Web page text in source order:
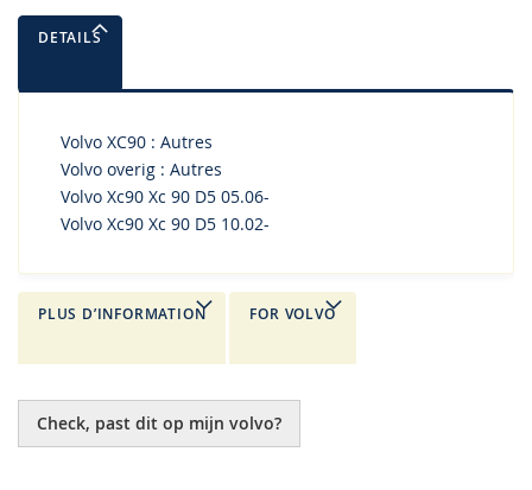
DETAILS
Volvo XC90 : Autres
Volvo overig : Autres
Volvo Xc90 Xc 90 D5 05.06-
Volvo Xc90 Xc 90 D5 10.02-
PLUS D’INFORMATION FOR VOLVO
Check, past dit op mijn volvo?